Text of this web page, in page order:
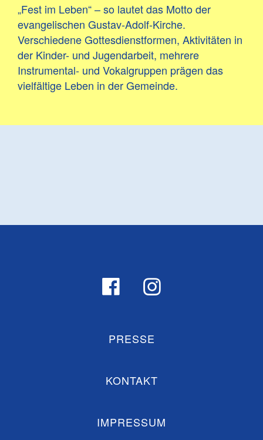
„Fest im Leben“ – so lautet das Motto der
evangelischen Gustav-Adolf-Kirche.
Verschiedene Gottesdienstformen, Aktivitäten in
der Kinder- und Jugendarbeit, mehrere
Instrumental- und Vokalgruppen prägen das
vielfältige Leben in der Gemeinde.
PRESSE
KONTAKT
IMPRESSUM